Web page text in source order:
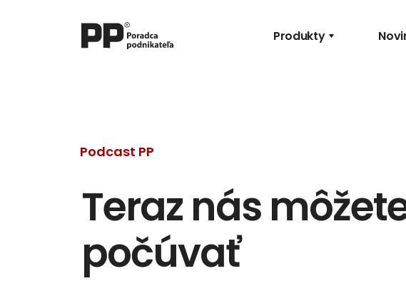
Produkty
Podcast PP
Teraz nás
počúvať